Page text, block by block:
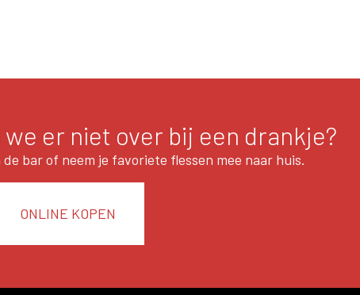
er niet over bij een drankje?
bar of neem je favoriete flessen mee naar huis.
ONLINE KOPEN